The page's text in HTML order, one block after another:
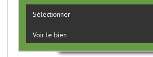
Sélectionner
Voir le bien